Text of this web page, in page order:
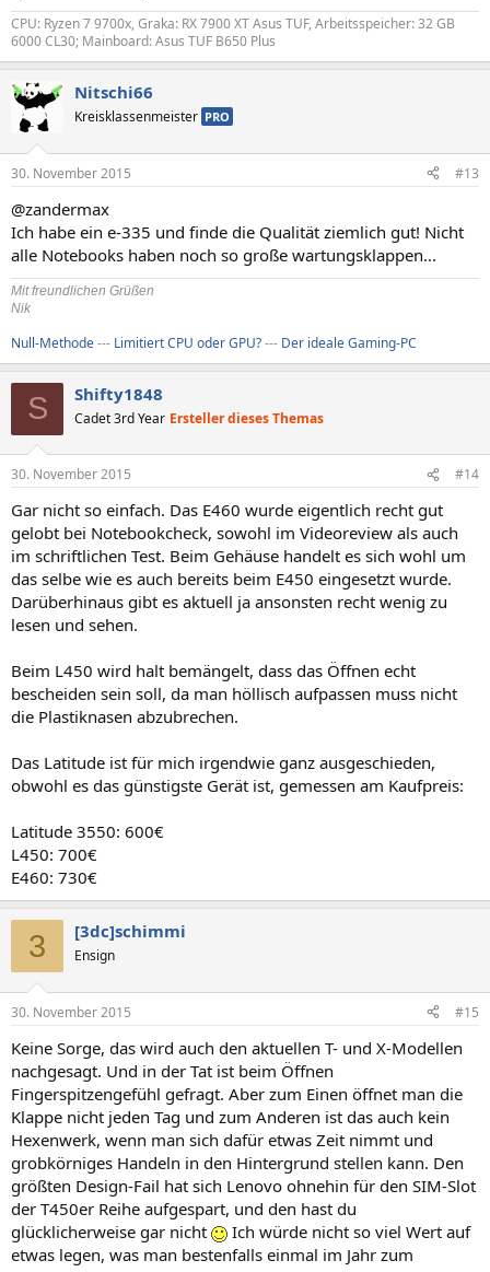
CPU: Ryzen 7 9700x, Graka: RX 7900 XT Asus TUF, Arbeitsspeicher: 32 GB
6000 CL30; Mainboard: Asus TUF B650 Plus
Nitschi66
Kreisklassenmeister PRO
30. November 2015 #13
@zandermax
Ich habe ein e-335 und finde die Qualität ziemlich gut! Nicht
alle Notebooks haben noch so große wartungsklappen...
Mit freundlichen Grüßen
Nik
Null-Methode--- Limitiert CPU oder GPU?--- Der ideale Gaming-PC
S Shifty1848
Cadet 3rd Year Ersteller dieses Themas
30. November 2015 #14
Gar nicht so einfach. Das E460 wurde eigentlich recht gut
gelobt bei Notebookcheck, sowohl im Videoreview als auch
im schriftlichen Test. Beim Gehäuse handelt es sich wohl um
das selbe wie es auch bereits beim E450 eingesetzt wurde.
Darüberhinaus gibt es aktuell ja ansonsten recht wenig zu
lesen und sehen.
Beim L450 wird halt bemängelt, dass das Öffnen echt
bescheiden sein soll, da man höllisch aufpassen muss nicht
die Plastiknasen abzubrechen.
Das Latitude ist für mich irgendwie ganz ausgeschieden,
obwohl es das günstigste Gerät ist, gemessen am Kaufpreis:
Latitude 3550: 600€
L450: 700€
E460: 730€
3 [3dc]schimmi
Ensign
30. November 2015 #15
Keine Sorge, das wird auch den aktuellen T- und X-Modellen
nachgesagt. Und in der Tat ist beim Öffnen
Fingerspitzengefühl gefragt. Aber zum Einen öffnet man die
Klappe nicht jeden Tag und zum Anderen ist das auch kein
Hexenwerk, wenn man sich dafür etwas Zeit nimmt und
grobkörniges Handeln in den Hintergrund stellen kann. Den
größten Design-Fail hat sich Lenovo ohnehin für den SIM-Slot
der T450er Reihe aufgespart, und den hast du
glücklicherweise gar nicht
Ich würde nicht so viel Wert auf
etwas legen, was man bestenfalls einmal im Jahr zum